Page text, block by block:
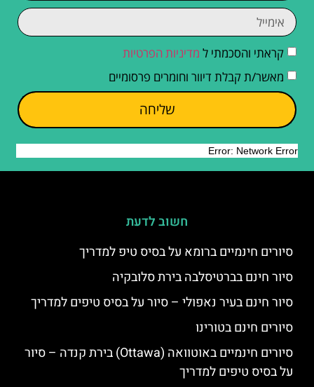
קראתי והסכמתי ל מדיניות הפרטיות
מאשר/ת קבלת דיוור וחומרים פרסומיים
שליחה
חשוב לדעת
סיורים חינמיים ברומא על בסיס טיפ למדריך
סיור חינם בברטיסלבה בירת סלובקיה
סיור חינם בעיר נאפולי – סיור על בסיס טיפים למדריך
סיורים חינם בטורינו
סיורים חינמיים באוטוואה (Ottawa) בירת קנדה – סיור
על בסיס טיפים למדריך